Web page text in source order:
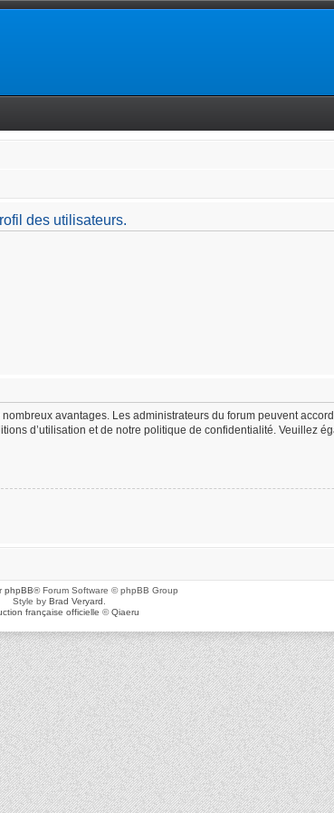
des utilisateurs.
avantages. Les administrateurs du forum peuvent
d’utilisation et de notre politique de confidentialité. Veuillez
phpBB® Forum Software © phpBB Group
Style by Brad Veryard
française officielle ©Qiaeru